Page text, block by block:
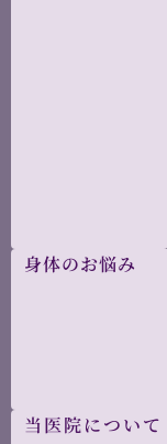
身体のお悩み
当医院について